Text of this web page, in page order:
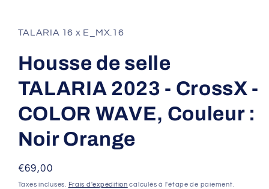
1
dans
fenêtre
modale
TALARIA 16 x E_MX.16
Housse de selle
TALARIA 2023 - CrossX -
COLOR WAVE, Couleur :
Noir Orange
Prix
habituel
€69,00
Taxes incluses. Frais d'expédition calculés à l'étape de paiement.